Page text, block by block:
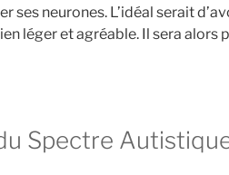
ses neurones. L’idéal serait
léger et agréable. Il sera
Spectre